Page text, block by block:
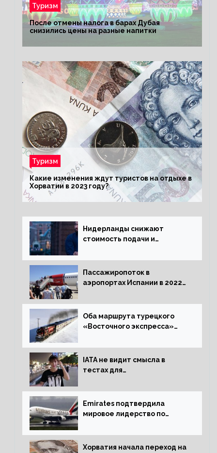
Туризм
После отмены налога в барах Дубая
снизились цены на разные напитки
Туризм
Какие изменения ждут туристов на отдыхе в
Хорватии в 2023 году?
Нидерланды снижают
стоимость подачи и
жительство
Пассажиропоток в
аэропортах Испании в 2022
процентов
Оба маршрута турецкого
«Восточного экспресса»
IATA не видит смысла в
тестах для
Emirates подтвердила
мировое лидерство по
Хорватия начала переход на